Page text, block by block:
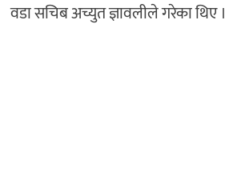
वडा सचिब अच्युत ज्ञावलीले गरेका थिए ।